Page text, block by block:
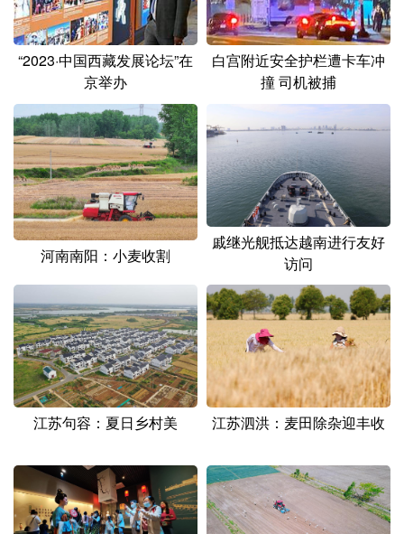
Русский язык 日本語 한국어
Deutsch Português
“2023·中国西藏发展论坛”在
京举办
白宫附近安全护栏遭卡车冲
撞 司机被捕
河南南阳：小麦收割
戚继光舰抵达越南进行友好
访问
江苏句容：夏日乡村美 江苏泗洪：麦田除杂迎丰收